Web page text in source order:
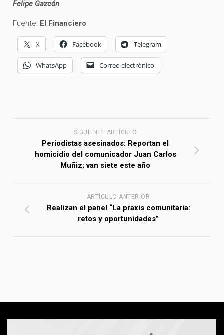
Felipe Gazcón
Fuente: El Financiero
X Facebook Telegram
WhatsApp Correo electrónico
SIGUIENTE ARTÍCULO
Periodistas asesinados: Reportan el
homicidio del comunicador Juan Carlos
Muñiz; van siete este año
ARTÍCULO ANTERIOR
Realizan el panel “La praxis comunitaria:
retos y oportunidades”